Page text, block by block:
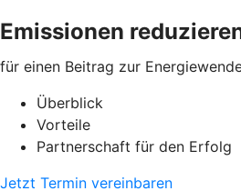
Emissionen
für einen Beitrag zur
Überblick
Vorteile
Partnerschaft für den Erfolg
Jetzt Termin vereinbaren